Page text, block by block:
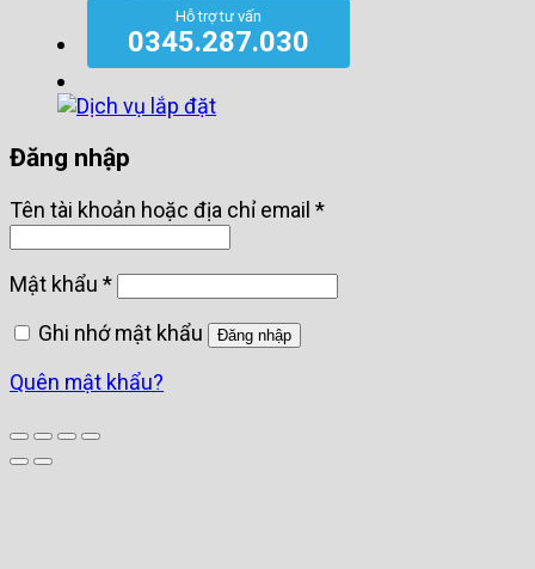
Hỗ trợ tư vấn
0345.287.030
Đăng nhập
Tên tài khoản hoặc địa chỉ email *Bắt
Mật khẩu *Bắt
Ghi nhớ mật khẩu
Đăng nhập
Quên mật khẩu?